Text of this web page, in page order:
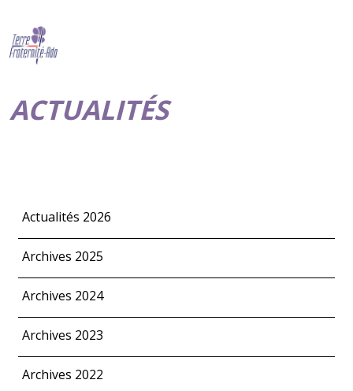
ACTUALITÉS
Actualités 2026
Archives 2025
Archives 2024
Archives 2023
Archives 2022